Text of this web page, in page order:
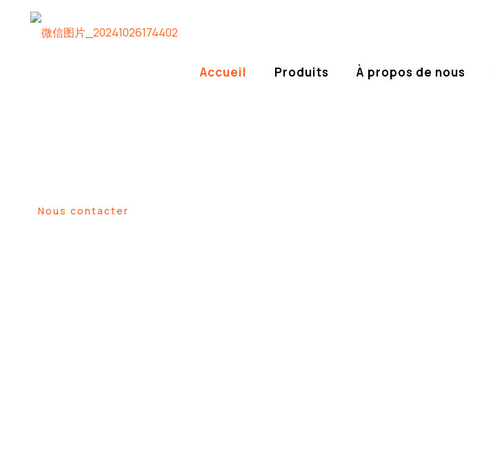
Accueil Produits À propos de nous
Nous contacter